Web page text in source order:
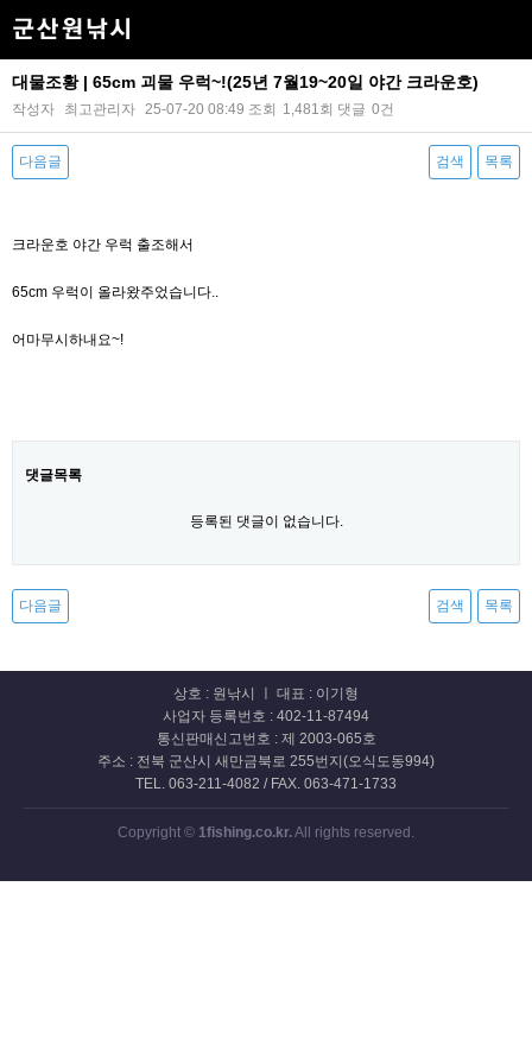
대물조황 | 65cm 괴물 우럭~!(25년 7월19~20일 야간 크라운호)
작성자 최고관리자 25-07-20 08:49 조회 1,481회 댓글 0건
다음글 검색 목록
크라운호 야간 우럭 출조해서
65cm 우럭이 올라왔주었습니다..
어마무시하내요~!
댓글목록
등록된 댓글이 없습니다.
다음글 검색 목록
상호 : 원낚시 ㅣ 대표 : 이기형
사업자 등록번호 : 402-11-87494
통신판매신고번호 : 제 2003-065호
주소 : 전북 군산시 새만금북로 255번지(오식도동994)
TEL. 063-211-4082 / FAX. 063-471-1733
Copyright © 1fishing.co.kr.All rights reserved.